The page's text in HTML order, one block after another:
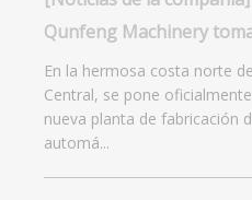
Qunfeng Machinery toma la iniciativa de desarrollar el
En la hermosa costa norte
Central, se pone
nueva planta de fabricación
automá...